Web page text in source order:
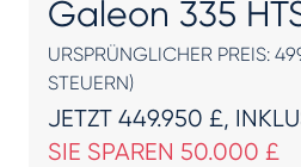
Galeon 335
URSPRÜNGLICHER PREIS:
STEUERN)
JETZT 449.950 £,
SIE SPAREN 50.000 £